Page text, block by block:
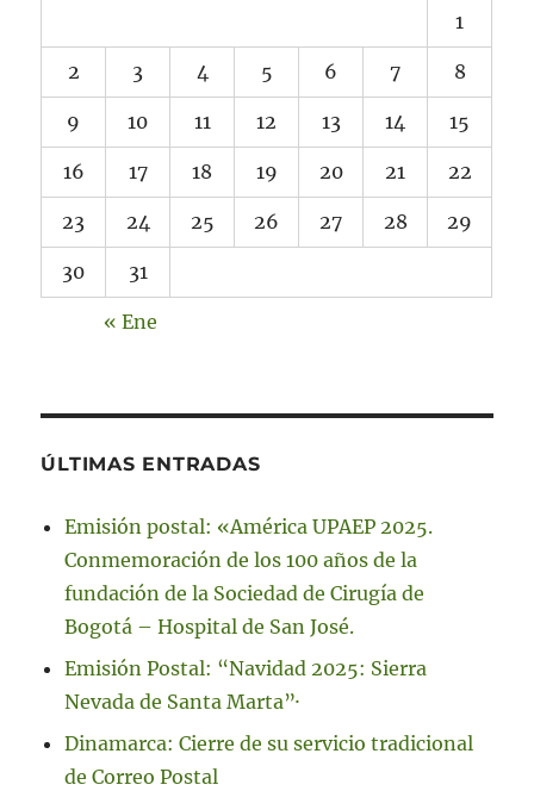
1
2 3 4 5 6 7 8
9 10 11 12 13 14 15
16 17 18 19 20 21 22
23 24 25 26 27 28 29
30 31
« Ene
ÚLTIMAS ENTRADAS
Emisión postal: «América UPAEP 2025.
Conmemoración de los 100 años de la
fundación de la Sociedad de Cirugía de
Bogotá – Hospital de San José.
Emisión Postal: “Navidad 2025: Sierra
Nevada de Santa Marta”·
Dinamarca: Cierre de su servicio tradicional
de Correo Postal